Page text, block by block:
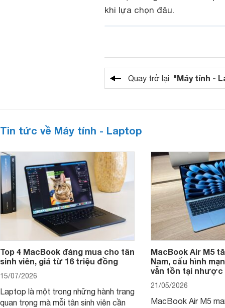
khi lựa chọn đâu.
Quay trở lại "Máy tính -
Tin tức về Máy tính - Laptop
Top 4 MacBook đáng mua cho tân
sinh viên, giá từ 16 triệu đồng
15/07/2026
Laptop là một trong những hành trang
quan trọng mà mỗi tân sinh viên cần
MacBook Air M5
Nam, cấu hình
vẫn tồn tại nhược
21/05/2026
MacBook Air M5